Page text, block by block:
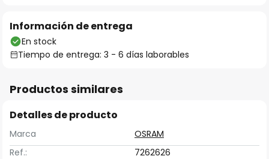
Información de entrega
En stock
Tiempo de entrega: 3 - 6 días laborables
Productos similares
Detalles de producto
Marca
OSRAM
Ref.:
7262626